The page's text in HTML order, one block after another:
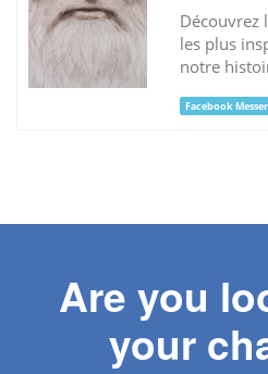
Découvrez
les plus
notre
Facebook
Are you
your